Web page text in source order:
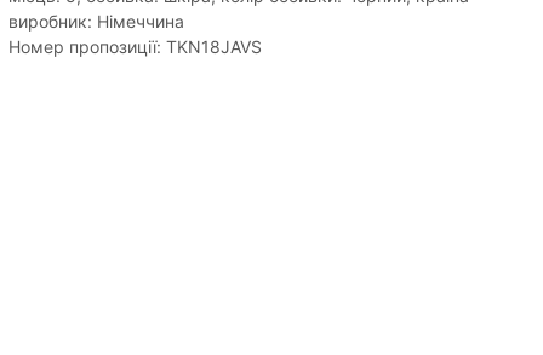
виробник: Німеччина
Номер пропозиції: TKN18JAVS